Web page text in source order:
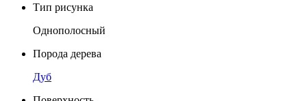
Тип рисунка
Однополосный
Порода дерева
Дуб